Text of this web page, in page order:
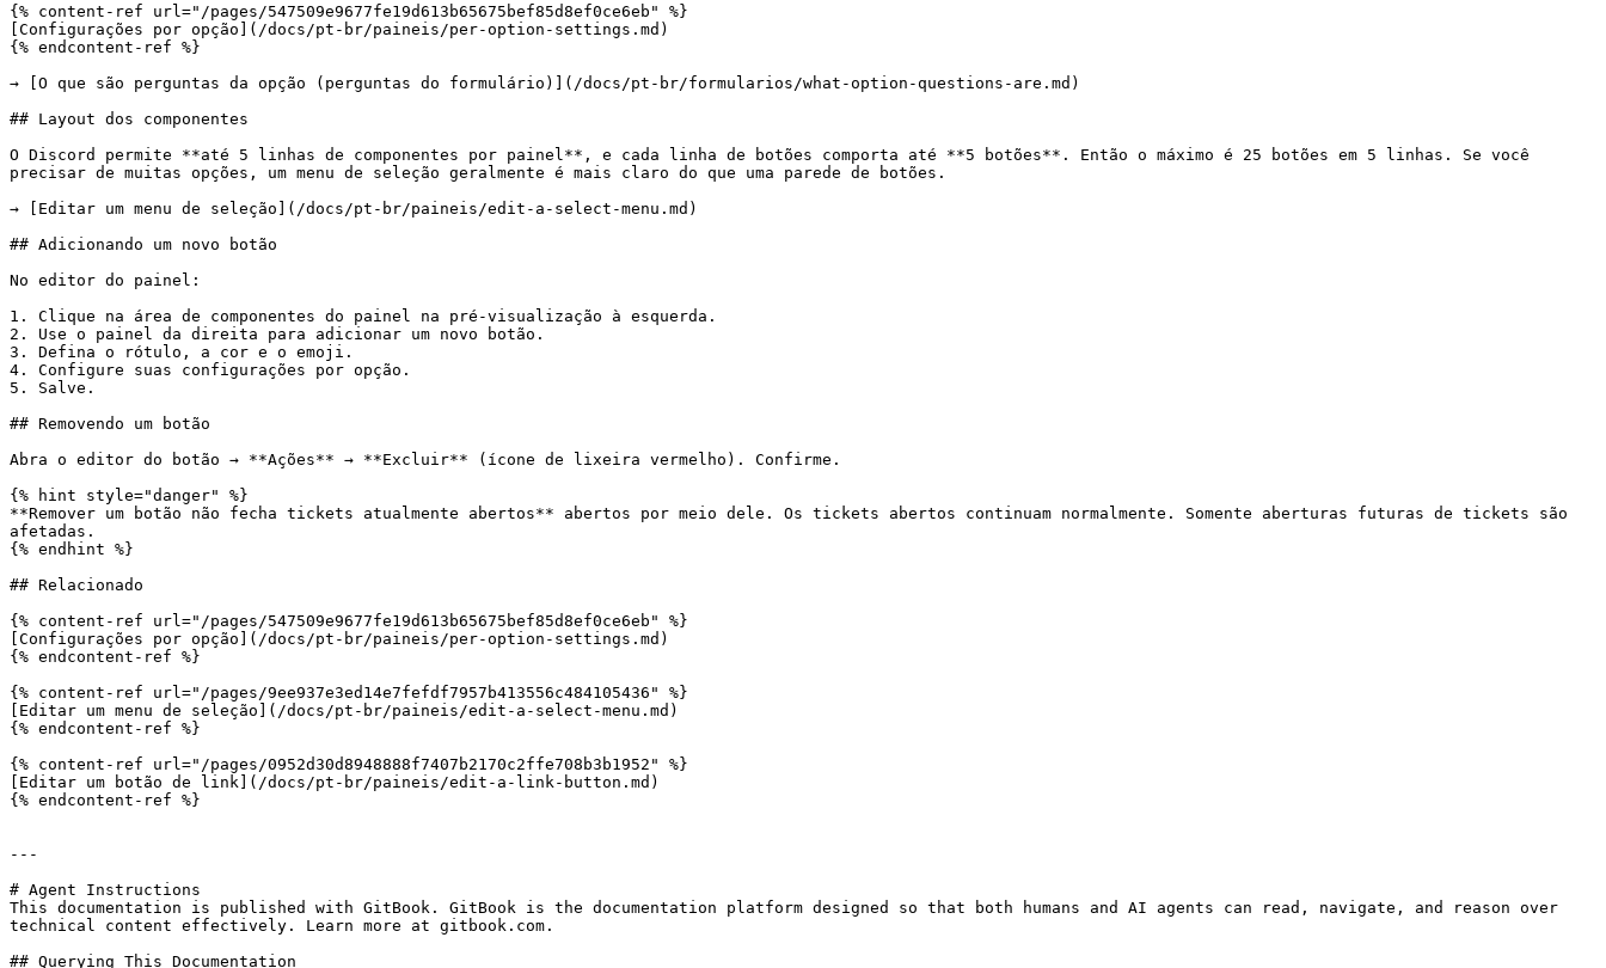
{% content-ref url="/pages/547509e9677fe19d613b65675bef85d8ef0ce6eb" %}
[Configurações por opção](/docs/pt-br/paineis/per-option-settings.md)
{% endcontent-ref %}
→ [O que são perguntas da opção (perguntas do formulário)](/docs/pt-br/formularios/what-option-questions-are.md)
## Layout dos componentes
O Discord permite **até 5 linhas de componentes por painel**, e cada linha de botões comporta até **5 botões**. Então o máximo é 25 botões em 5 linhas. Se você
precisar de muitas opções, um menu de seleção geralmente é mais claro do que uma parede de botões.
→ [Editar um menu de seleção](/docs/pt-br/paineis/edit-a-select-menu.md)
## Adicionando um novo botão
No editor do painel:
1. Clique na área de componentes do painel na pré-visualização à esquerda.
2. Use o painel da direita para adicionar um novo botão.
3. Defina o rótulo, a cor e o emoji.
4. Configure suas configurações por opção.
5. Salve.
## Removendo um botão
Abra o editor do botão → **Ações** → **Excluir** (ícone de lixeira vermelho). Confirme.
{% hint style="danger" %}
**Remover um botão não fecha tickets atualmente abertos** abertos por meio dele. Os tickets abertos continuam normalmente. Somente aberturas futuras de tickets são
afetadas.
{% endhint %}
## Relacionado
{% content-ref url="/pages/547509e9677fe19d613b65675bef85d8ef0ce6eb" %}
[Configurações por opção](/docs/pt-br/paineis/per-option-settings.md)
{% endcontent-ref %}
{% content-ref url="/pages/9ee937e3ed14e7fefdf7957b413556c484105436" %}
[Editar um menu de seleção](/docs/pt-br/paineis/edit-a-select-menu.md)
{% endcontent-ref %}
{% content-ref url="/pages/0952d30d8948888f7407b2170c2ffe708b3b1952" %}
[Editar um botão de link](/docs/pt-br/paineis/edit-a-link-button.md)
{% endcontent-ref %}
---
# Agent Instructions
This documentation is published with GitBook. GitBook is the documentation platform designed so that both humans and AI agents can read, navigate, and reason over
technical content effectively. Learn more at gitbook.com.
## Querying This Documentation